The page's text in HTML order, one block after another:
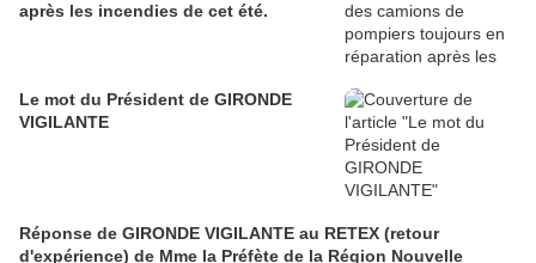
après les incendies de cet été.
Le mot du Président de GIRONDE
VIGILANTE
Réponse de GIRONDE VIGILANTE au RETEX (retour
d'expérience) de Mme la Préfète de la Région Nouvelle